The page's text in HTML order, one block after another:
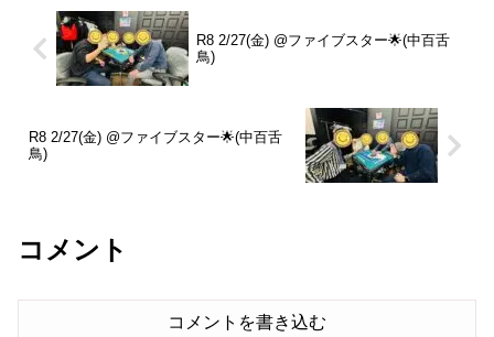
R8 2/27(金) @ファイブスター🌟(中百舌
鳥)
R8 2/27(金) @ファイブスター🌟(中百舌
鳥)
コメント
コメントを書き込む